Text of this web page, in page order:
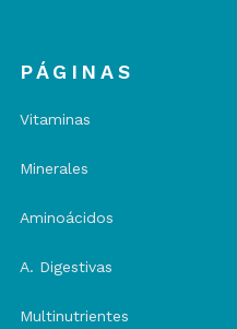
PÁGINAS
Vitaminas
Minerales
Aminoácidos
A. Digestivas
Multinutrientes